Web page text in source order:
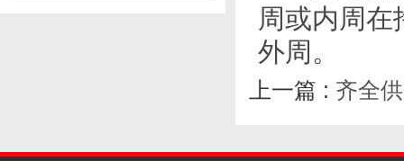
周或内周在
外周。
上一篇 : 齐全